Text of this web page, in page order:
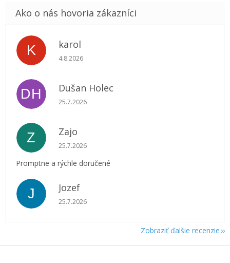
K karol
Hodnotenie obchodu je 5 z 5 hviezdičiek.
4.8.2026
DH Dušan Holec
Hodnotenie obchodu je 5 z 5 hviezdičiek.
25.7.2026
Z Zajo
Hodnotenie obchodu je 5 z 5 hviezdičiek.
25.7.2026
Promptne a rýchle doručené
J Jozef
Hodnotenie obchodu je 5 z 5 hviezdičiek.
25.7.2026
Zobraziť ďalšie recenzie
Z